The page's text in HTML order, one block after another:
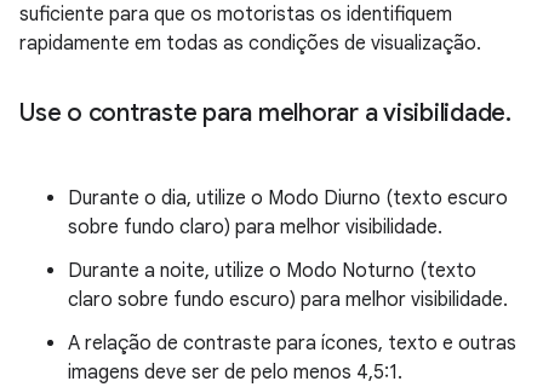
suficiente para que os motoristas os identifiquem
rapidamente em todas as condições de visualização.
Use o contraste para melhorar a visibilidade.
Durante o dia, utilize o Modo Diurno (texto escuro
sobre fundo claro) para melhor visibilidade.
Durante a noite, utilize o Modo Noturno (texto
claro sobre fundo escuro) para melhor visibilidade.
A relação de contraste para ícones, texto e outras
imagens deve ser de pelo menos 4,5:1.